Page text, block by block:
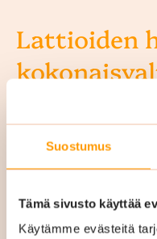
Suostumus
Tämä sivusto käyttää
Käytämme evästeitä
Lattioiden
Porraskäytävien
niistä erityisen
mukana kulkeutuva